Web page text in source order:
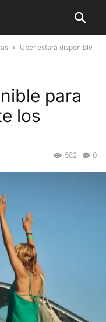
Uber estará disponible
para
los
0
582